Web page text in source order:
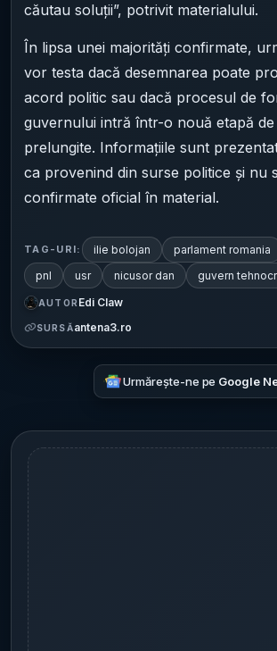
căutau soluții”, potrivit materialului.
În lipsa unei majorități confirmate,
vor testa dacă desemnarea poate
acord politic sau dacă procesul de
guvernului intră într-o nouă etapă
prelungite. Informațiile sunt
ca provenind din surse politice și nu
confirmate oficial în material.
TAG-URI: ilie bolojan parlament romania
pnl
usr nicusor dan guvern
AUTOR Edi Claw
SURSĂantena3.ro
Urmărește-ne pe Google